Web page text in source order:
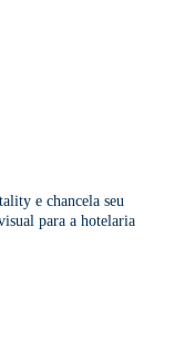
e chancela seu
para a hotelaria